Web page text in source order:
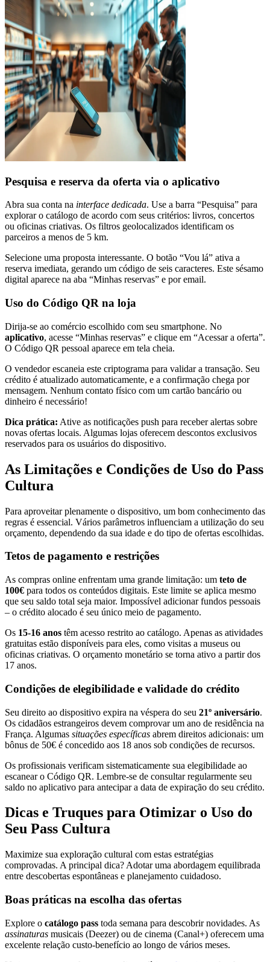
Pesquisa e reserva da oferta via o aplicativo
Abra sua conta na interface dedicada. Use a barra “Pesquisa” para
explorar o catálogo de acordo com seus critérios: livros, concertos
ou oficinas criativas. Os filtros geolocalizados identificam os
parceiros a menos de 5 km.
Selecione uma proposta interessante. O botão “Vou lá” ativa a
reserva imediata, gerando um código de seis caracteres. Este sésamo
digital aparece na aba “Minhas reservas” e por email.
Uso do Código QR na loja
Dirija-se ao comércio escolhido com seu smartphone. No
aplicativo, acesse “Minhas reservas” e clique em “Acessar a oferta”.
O Código QR pessoal aparece em tela cheia.
O vendedor escaneia este criptograma para validar a transação. Seu
crédito é atualizado automaticamente, e a confirmação chega por
mensagem. Nenhum contato físico com um cartão bancário ou
dinheiro é necessário!
Dica prática: Ative as notificações push para receber alertas sobre
novas ofertas locais. Algumas lojas oferecem descontos exclusivos
reservados para os usuários do dispositivo.
As Limitações e Condições de Uso do Pass
Cultura
Para aproveitar plenamente o dispositivo, um bom conhecimento das
regras é essencial. Vários parâmetros influenciam a utilização do seu
orçamento, dependendo da sua idade e do tipo de ofertas escolhidas.
Tetos de pagamento e restrições
As compras online enfrentam uma grande limitação: um teto de
100€ para todos os conteúdos digitais. Este limite se aplica mesmo
que seu saldo total seja maior. Impossível adicionar fundos pessoais
– o crédito alocado é seu único meio de pagamento.
Os 15-16 anos têm acesso restrito ao catálogo. Apenas as atividades
gratuitas estão disponíveis para eles, como visitas a museus ou
oficinas criativas. O orçamento monetário se torna ativo a partir dos
17 anos.
Condições de elegibilidade e validade do crédito
Seu direito ao dispositivo expira na véspera do seu 21º aniversário.
Os cidadãos estrangeiros devem comprovar um ano de residência na
França. Algumas situações específicas abrem direitos adicionais: um
bônus de 50€ é concedido aos 18 anos sob condições de recursos.
Os profissionais verificam sistematicamente sua elegibilidade ao
escanear o Código QR. Lembre-se de consultar regularmente seu
saldo no aplicativo para antecipar a data de expiração do seu crédito.
Dicas e Truques para Otimizar o Uso do
Seu Pass Cultura
Maximize sua exploração cultural com estas estratégias
comprovadas. A principal dica? Adotar uma abordagem equilibrada
entre descobertas espontâneas e planejamento cuidadoso.
Boas práticas na escolha das ofertas
Explore o catálogo pass toda semana para descobrir novidades. As
assinaturas musicais (Deezer) ou de cinema (Canal+) oferecem uma
excelente relação custo-benefício ao longo de vários meses.